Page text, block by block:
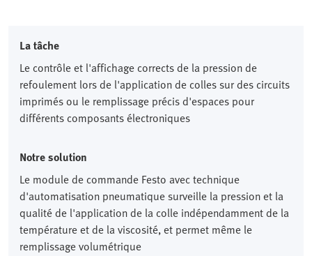
La tâche
Le contrôle et l'affichage corrects de la pression de
refoulement lors de l'application de colles sur des circuits
imprimés ou le remplissage précis d'espaces pour
différents composants électroniques
Notre solution
Le module de commande Festo avec technique
d'automatisation pneumatique surveille la pression et la
qualité de l'application de la colle indépendamment de la
température et de la viscosité, et permet même le
remplissage volumétrique